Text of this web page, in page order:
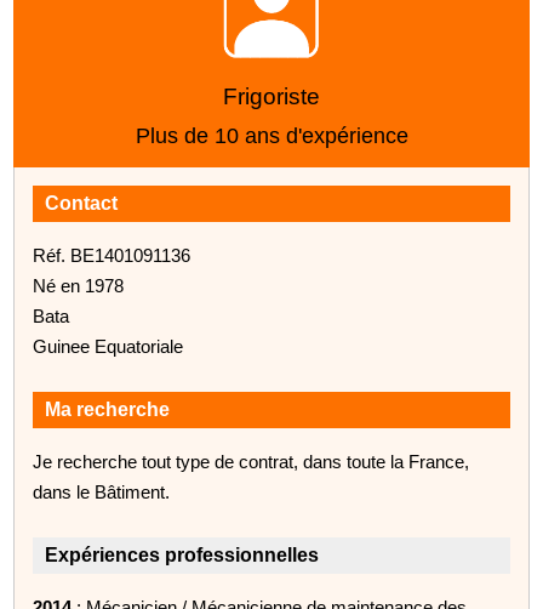
Frigoriste
Plus de 10 ans d'expérience
Contact
Réf. BE1401091136
Né en 1978
Bata
Guinee Equatoriale
Ma recherche
Je recherche tout type de contrat, dans toute la France,
dans le Bâtiment.
Expériences professionnelles